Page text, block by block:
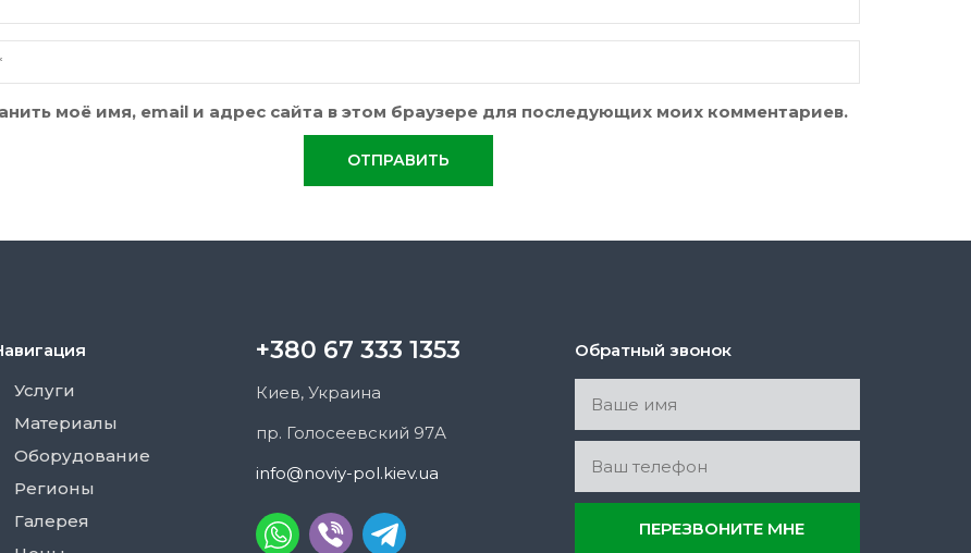
моё имя, email и адрес сайта в этом браузере для последующих моих комментариев.
Услуги
Материалы
Оборудование
Регионы
Галерея
+380 67 333 1353
Киев, Украина
пр. Голосеевский 97А
info@noviy-pol.kiev.ua
Обратный звонок